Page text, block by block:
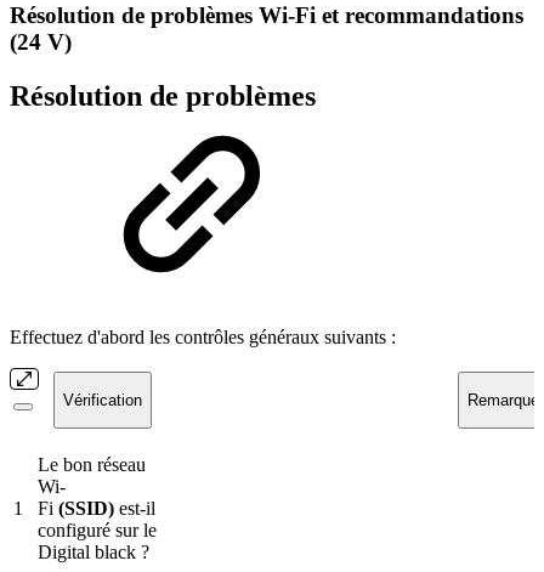
Résolution de problèmes Wi-Fi et recommandations
(24 V)
Résolution de problèmes
Effectuez d'abord les contrôles généraux suivants :
Vérification Remarque
1
Le bon réseau
Wi-
Fi (SSID) est-il
configuré sur le
Digital black ?